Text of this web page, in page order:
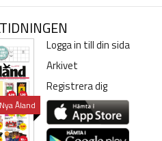
Åland
Logga in till din sida
Arkivet
Registrera dig